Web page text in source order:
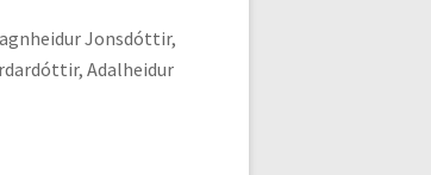
Jonsdóttir,
Adalheidur